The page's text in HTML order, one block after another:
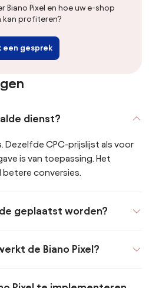
Biano Pixel en hoe uw e-shop
kan profiteren?
een gesprek
dienst?
Dezelfde CPC-prijslijst als voor
is van toepassing. Het
conversies.
geplaatst worden?
de Biano Pixel?